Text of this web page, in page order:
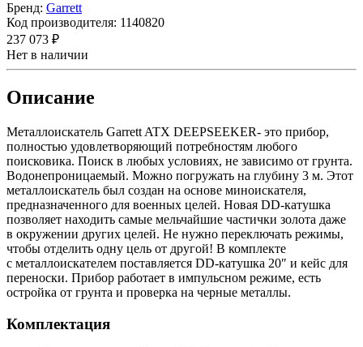
Бренд: Garrett
Код производителя: 1140820
237 073 ₽
Нет в наличии
Описание
Металлоискатель Garrett ATX DEEPSEEKER- это прибор,
полностью удовлетворяющий потребностям любого
поисковика. Поиск в любых условиях, не зависимо от грунта.
Водонепроницаемый. Можно погружать на глубину 3 м. Этот
металлоискатель был создан на основе миноискателя,
предназначенного для военных целей. Новая DD-катушка
позволяет находить самые мельчайшие частички золота даже
в окружении других целей. Не нужно переключать режимы,
чтобы отделить одну цель от другой! В комплекте
с металлоискателем поставляется DD-катушка 20″ и кейс для
переноски. Прибор работает в импульсном режиме, есть
остройка от грунта и проверка на черные металлы.
Комплектация